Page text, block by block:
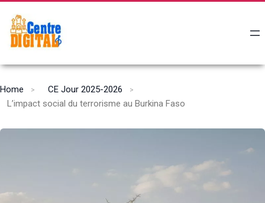
Home
CE Jour 2025-2026
L’impact social du terrorisme au Burkina Faso